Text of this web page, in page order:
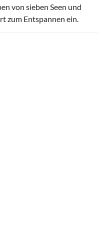
von sieben Seen und
zum Entspannen ein.